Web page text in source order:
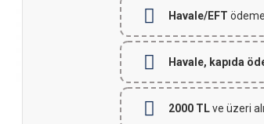
Havale/EFT
Havale, kapıda
2000 TLve üzeri